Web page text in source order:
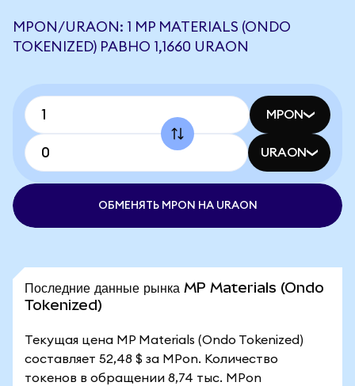
MPON/URAON: 1 MP MATERIALS (ONDO
TOKENIZED) РАВНО 1,1660 URAON
MPON
URAON
ОБМЕНЯТЬ MPON НА URAON
Последние данные рынка MP Materials (Ondo
Tokenized)
Текущая цена MP Materials (Ondo Tokenized)
составляет 52,48 $ за MPon. Количество
токенов в обращении 8,74 тыс. MPon